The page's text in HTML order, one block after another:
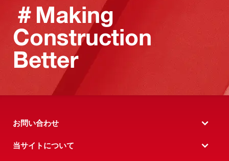
＃Making
Construction
Better
お問い合わせ
当サイトについて